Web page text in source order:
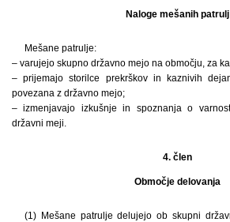
Naloge mešanih patrulj
Mešane patrulje:
– varujejo skupno državno mejo na območju, za
– prijemajo storilce prekrškov in kaznivih
povezana z državno mejo;
– izmenjavajo izkušnje in spoznanja o
državni meji.
4. člen
Območje delovanja
(1) Mešane patrulje delujejo ob skupni